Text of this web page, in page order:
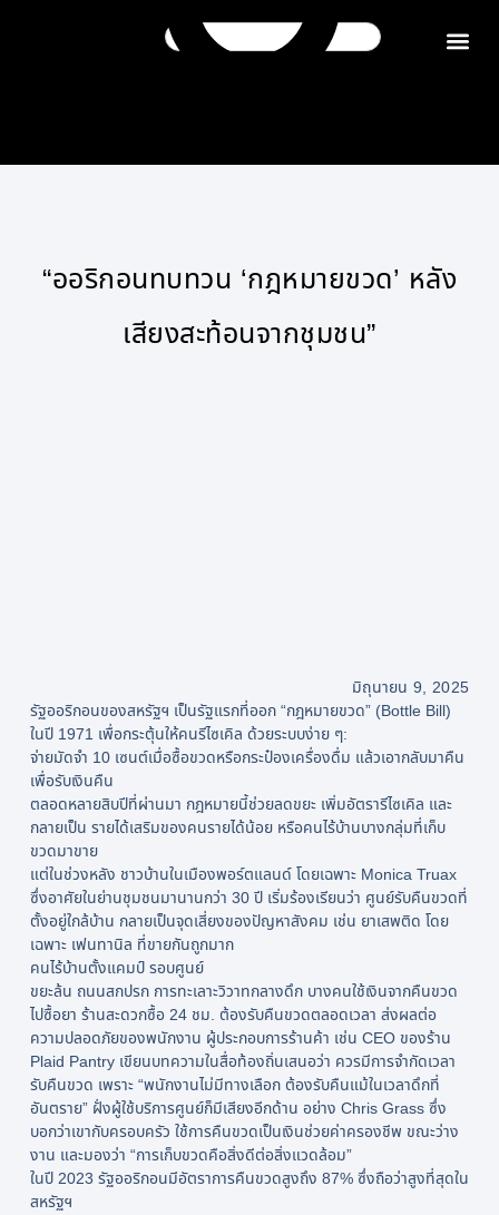
“ออริกอนทบทวน ‘กฎหมายขวด’ หลัง
เสียงสะท้อนจากชุมชน”
มิถุนายน 9, 2025
รัฐออริกอนของสหรัฐฯ เป็นรัฐแรกที่ออก “กฎหมายขวด” (Bottle Bill)
ในปี 1971 เพื่อกระตุ้นให้คนรีไซเคิล ด้วยระบบง่าย ๆ:
จ่ายมัดจำ 10 เซนต์เมื่อซื้อขวดหรือกระป๋องเครื่องดื่ม แล้วเอากลับมาคืน
เพื่อรับเงินคืน
ตลอดหลายสิบปีที่ผ่านมา กฎหมายนี้ช่วยลดขยะ เพิ่มอัตรารีไซเคิล และ
กลายเป็น รายได้เสริมของคนรายได้น้อย หรือคนไร้บ้านบางกลุ่มที่เก็บ
ขวดมาขาย
แต่ในช่วงหลัง ชาวบ้านในเมืองพอร์ตแลนด์ โดยเฉพาะ Monica Truax
ซึ่งอาศัยในย่านชุมชนมานานกว่า 30 ปี เริ่มร้องเรียนว่า ศูนย์รับคืนขวดที่
ตั้งอยู่ใกล้บ้าน กลายเป็นจุดเสี่ยงของปัญหาสังคม เช่น ยาเสพติด โดย
เฉพาะ เฟนทานิล ที่ขายกันถูกมาก
คนไร้บ้านตั้งแคมป์ รอบศูนย์
ขยะล้น ถนนสกปรก การทะเลาะวิวาทกลางดึก บางคนใช้เงินจากคืนขวด
ไปซื้อยา ร้านสะดวกซื้อ 24 ชม. ต้องรับคืนขวดตลอดเวลา ส่งผลต่อ
ความปลอดภัยของพนักงาน ผู้ประกอบการร้านค้า เช่น CEO ของร้าน
Plaid Pantry เขียนบทความในสื่อท้องถิ่นเสนอว่า ควรมีการจำกัดเวลา
รับคืนขวด เพราะ “พนักงานไม่มีทางเลือก ต้องรับคืนแม้ในเวลาดึกที่
อันตราย” ฝั่งผู้ใช้บริการศูนย์ก็มีเสียงอีกด้าน อย่าง Chris Grass ซึ่ง
บอกว่าเขากับครอบครัว ใช้การคืนขวดเป็นเงินช่วยค่าครองชีพ ขณะว่าง
งาน และมองว่า “การเก็บขวดคือสิ่งดีต่อสิ่งแวดล้อม”
ในปี 2023 รัฐออริกอนมีอัตราการคืนขวดสูงถึง 87% ซึ่งถือว่าสูงที่สุดใน
สหรัฐฯ